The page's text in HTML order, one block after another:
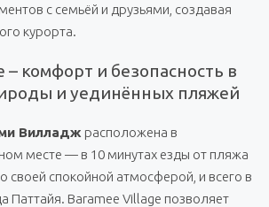
с семьёй и друзьями, создавая
курорта.
– комфорт и безопасность в
и уединённых пляжей
Вилладж расположена в
месте — в 10 минутах езды от пляжа
своей спокойной атмосферой, и всего в
Паттайя. Baramee Village позволяет